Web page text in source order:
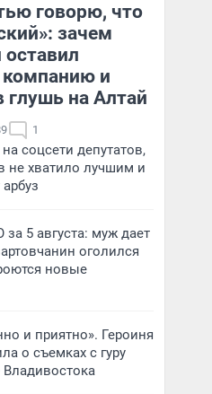
говорю, что
зачем
оставил
и
глушь на Алтай
1
соцсети депутатов,
не хватило лучшим и
5 августа: муж дает
оголился
новые
и приятно». Героиня
о съемках с гуру